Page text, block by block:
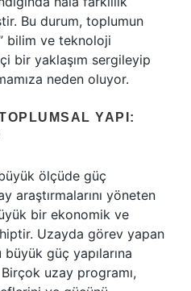
Bu durum, toplumun
bilim ve teknoloji
bir yaklaşım sergileyip
neden oluyor.
YAPI:
ölçüde güç
araştırmalarını yöneten
bir ekonomik ve
Uzayda görev yapan
güç yapılarına
uzay programı,